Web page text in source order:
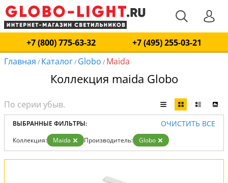
+7 (800) 775-63-32
+7 (495) 255-03-21
Главная / Каталог/ Globo / Maida
Коллекция maida Globo
ВЫБРАННЫЕ ФИЛЬТРЫ: ОЧИСТИТЬ ВСЕ
Коллекция: Maida Производитель: Globo